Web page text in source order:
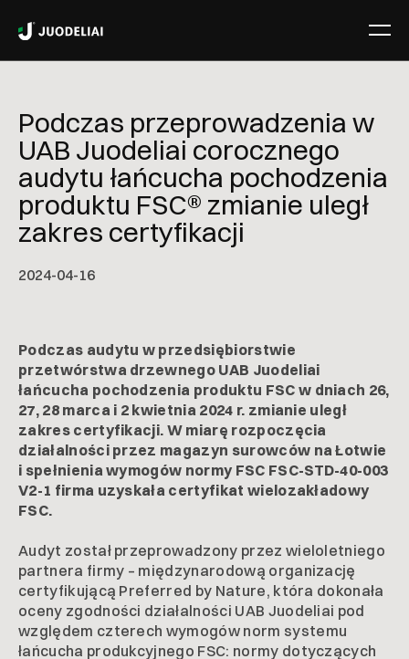
Podczas przeprowadzenia w
UAB Juodeliai corocznego
audytu łańcucha pochodzenia
produktu FSC® zmianie uległ
zakres certyfikacji
2024-04-16
Podczas audytu w przedsiębiorstwie
przetwórstwa drzewnego UAB Juodeliai
łańcucha pochodzenia produktu FSC w dniach 26,
27, 28 marca i 2 kwietnia 2024 r. zmianie uległ
zakres certyfikacji. W miarę rozpoczęcia
działalności przez magazyn surowców na Łotwie
i spełnienia wymogów normy FSC FSC-STD-40-003
V2-1 firma uzyskała certyfikat wielozakładowy
FSC.
Audyt został przeprowadzony przez wieloletniego
partnera firmy – międzynarodową organizację
certyfikującą Preferred by Nature, która dokonała
oceny zgodności działalności UAB Juodeliai pod
względem czterech wymogów norm systemu
łańcucha produkcyjnego FSC: normy dotyczących